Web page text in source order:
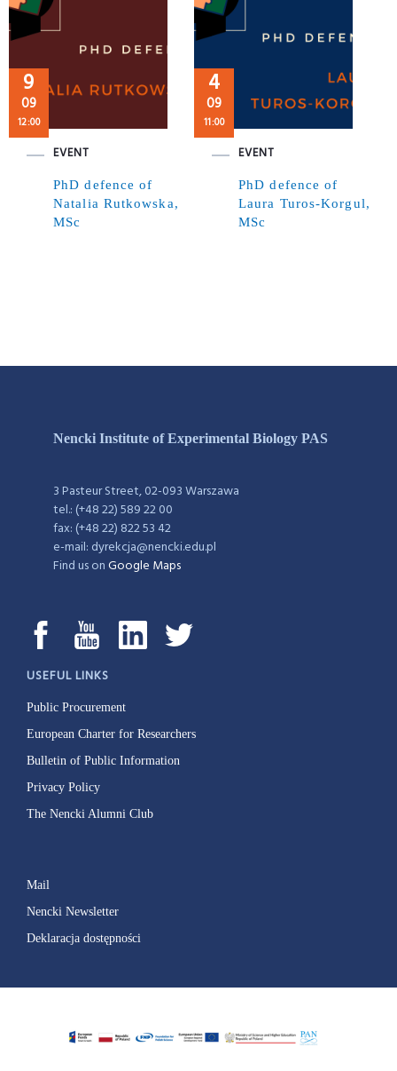
9
09
12:00
EVENT
PhD defence of
Natalia Rutkowska,
MSc
4
09
11:00
EVENT
PhD defence of
Laura Turos-Korgul,
MSc
Nencki Institute of Experimental Biology PAS
3 Pasteur Street, 02-093 Warszawa
tel.: (+48 22) 589 22 00
fax: (+48 22) 822 53 42
e-mail: dyrekcja@nencki.edu.pl
Find us onGoogle Maps
USEFUL LINKS
Public Procurement
European Charter for Researchers
Bulletin of Public Information
Privacy Policy
The Nencki Alumni Club
Mail
Nencki Newsletter
Deklaracja dostępności